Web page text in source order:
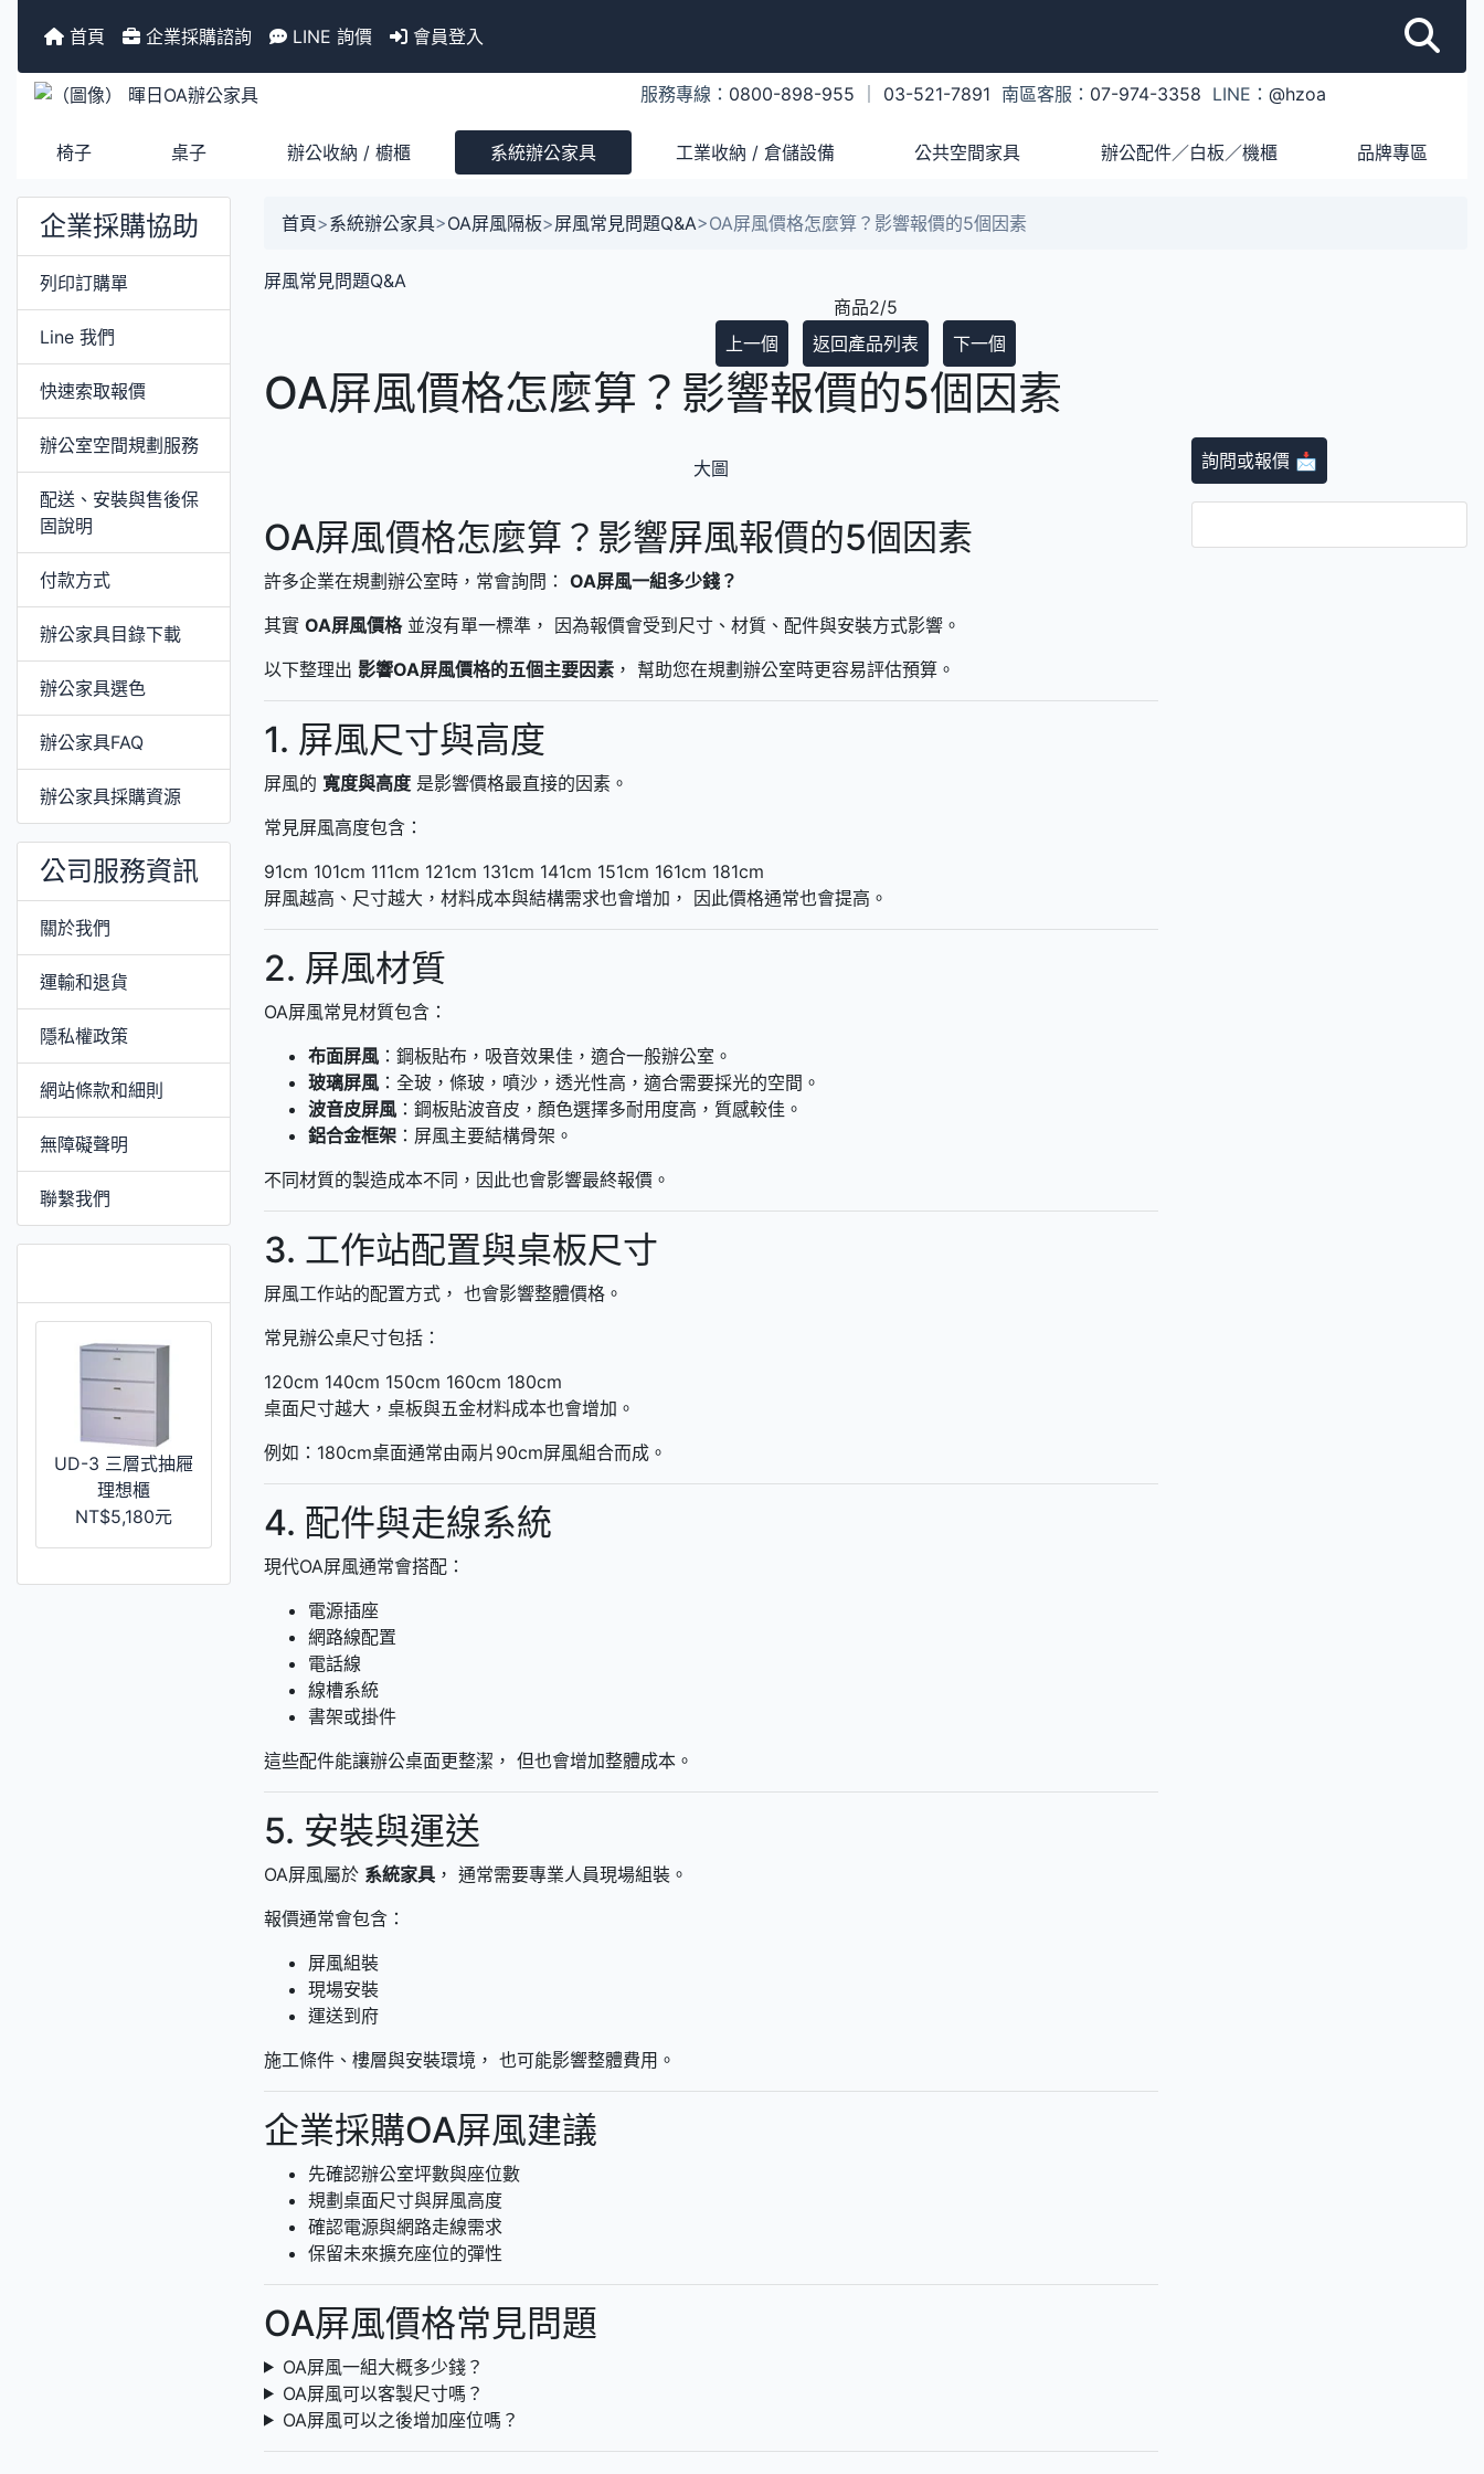
首頁 企業採購諮詢 LINE 詢價 會員登入
服務專線： 0800-898-955 03-521-7891 南區客服： 07-974-3358 LINE：@hzoa
椅子 桌子 辦公收納 / 櫥櫃 系統辦公家具 工業收納 / 倉儲設備 公共空間家具 辦公配件／白板／機櫃 品牌專區
企業採購協助
列印訂購單
Line 我們
快速索取報價
辦公室空間規劃服務
配送、安裝與售後保
固說明
付款方式
辦公家具目錄下載
辦公家具選色
辦公家具FAQ
辦公家具採購資源
公司服務資訊
關於我們
運輸和退貨
隱私權政策
網站條款和細則
無障礙聲明
聯繫我們
UD-3 三層式抽屜
理想櫃
NT$5,180元
首頁>系統辦公家具>OA屏風隔板>屏風常見問題Q&A>OA屏風價格怎麼算？影響報價的5個因素
屏風常見問題Q&A
商品2/5
上一個
返回產品列表 下一個
OA屏風價格怎麼算？影響報價的5個因素
大圖
OA屏風價格怎麼算？影響屏風報價的5個因素
許多企業在規劃辦公室時，常會詢問： OA屏風一組多少錢？
其實 OA屏風價格並沒有單一標準， 因為報價會受到尺寸、材質、配件與安裝方式影響。
以下整理出 影響OA屏風價格的五個主要因素 ， 幫助您在規劃辦公室時更容易評估預算。
1. 屏風尺寸與高度
屏風的 寬度與高度 是影響價格最直接的因素。
常見屏風高度包含：
91cm 101cm 111cm 121cm 131cm 141cm 151cm 161cm 181cm
屏風越高、尺寸越大，材料成本與結構需求也會增加， 因此價格通常也會提高。
2. 屏風材質
OA屏風常見材質包含：
布面屏風 ：鋼板貼布，吸音效果佳，適合一般辦公室。
玻璃屏風 ：全玻，條玻，噴沙，透光性高，適合需要採光的空間。
波音皮屏風 ：鋼板貼波音皮，顏色選擇多耐用度高，質感較佳。
鋁合金框架 ：屏風主要結構骨架。
不同材質的製造成本不同，因此也會影響最終報價。
3. 工作站配置與桌板尺寸
屏風工作站的配置方式， 也會影響整體價格。
常見辦公桌尺寸包括：
120cm 140cm 150cm 160cm 180cm
桌面尺寸越大，桌板與五金材料成本也會增加。
例如：180cm桌面通常由兩片90cm屏風組合而成。
4. 配件與走線系統
現代OA屏風通常會搭配：
電源插座
網路線配置
電話線
線槽系統
書架或掛件
這些配件能讓辦公桌面更整潔， 但也會增加整體成本。
5. 安裝與運送
OA屏風屬於 系統家具 ， 通常需要專業人員現場組裝。
報價通常會包含：
屏風組裝
現場安裝
運送到府
施工條件、樓層與安裝環境， 也可能影響整體費用。
企業採購OA屏風建議
先確認辦公室坪數與座位數
規劃桌面尺寸與屏風高度
確認電源與網路走線需求
保留未來擴充座位的彈性
OA屏風價格常見問題
OA屏風一組大概多少錢？
OA屏風可以客製尺寸嗎？
OA屏風可以之後增加座位嗎？
詢問或報價 📩